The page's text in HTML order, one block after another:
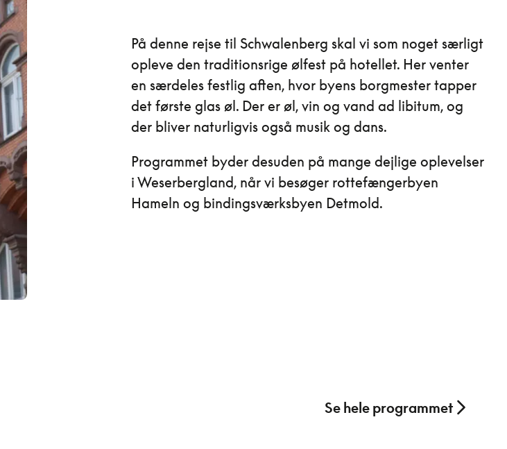
På denne rejse til Schwalenberg skal vi som noget særligt
opleve den traditionsrige ølfest på hotellet. Her venter
en særdeles festlig aften, hvor byens borgmester tapper
det første glas øl. Der er øl, vin og vand ad libitum, og
der bliver naturligvis også musik og dans.
Programmet byder desuden på mange dejlige oplevelser
i Weserbergland, når vi besøger rottefængerbyen
Hameln og bindingsværksbyen Detmold.
Se hele programmet